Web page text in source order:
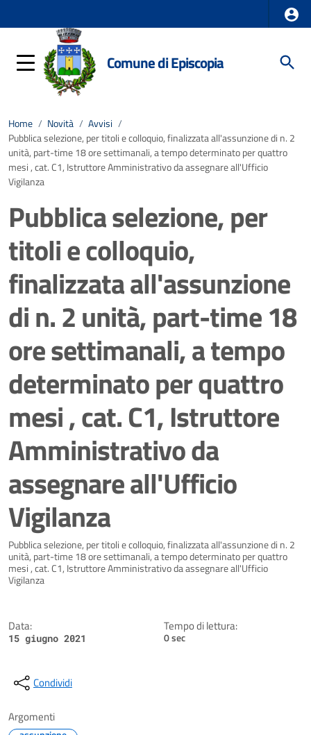
Comune di Episcopia
Home / Novità / Avvisi /
Pubblica selezione, per titoli e colloquio, finalizzata all'assunzione di n. 2
unità, part-time 18 ore settimanali, a tempo determinato per quattro
mesi , cat. C1, Istruttore Amministrativo da assegnare all'Ufficio
Vigilanza
Pubblica selezione, per
titoli e colloquio,
finalizzata all'assunzione
di n. 2 unità, part-time 18
ore settimanali, a tempo
determinato per quattro
mesi , cat. C1, Istruttore
Amministrativo da
assegnare all'Ufficio
Vigilanza
Dettagli della notizia
Pubblica selezione, per titoli e colloquio, finalizzata all'assunzione di n. 2
unità, part-time 18 ore settimanali, a tempo determinato per quattro
mesi , cat. C1, Istruttore Amministrativo da assegnare all'Ufficio
Vigilanza
Data:
15 giugno 2021
Tempo di lettura:
0 sec
Condividi
Argomenti